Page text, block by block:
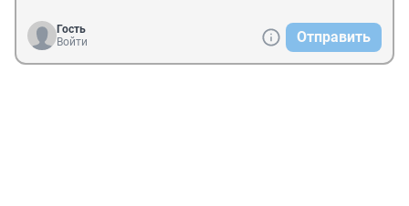
Гость
Войти
Отправить